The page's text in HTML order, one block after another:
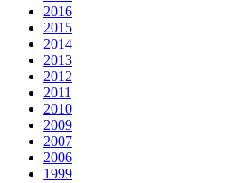
2016
2015
2014
2013
2012
2011
2010
2009
2007
2006
1999